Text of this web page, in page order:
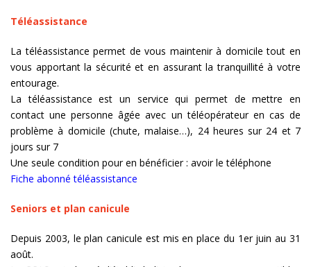
Téléassistance
La téléassistance permet de vous maintenir à domicile tout en
vous apportant la sécurité et en assurant la tranquillité à votre
entourage.
La téléassistance est un service qui permet de mettre en
contact une personne âgée avec un téléopérateur en cas de
problème à domicile (chute, malaise…), 24 heures sur 24 et 7
jours sur 7
Une seule condition pour en bénéficier : avoir le téléphone
Fiche abonné téléassistance
Seniors et plan canicule
Depuis 2003, le plan canicule est mis en place du 1er juin au 31
août.